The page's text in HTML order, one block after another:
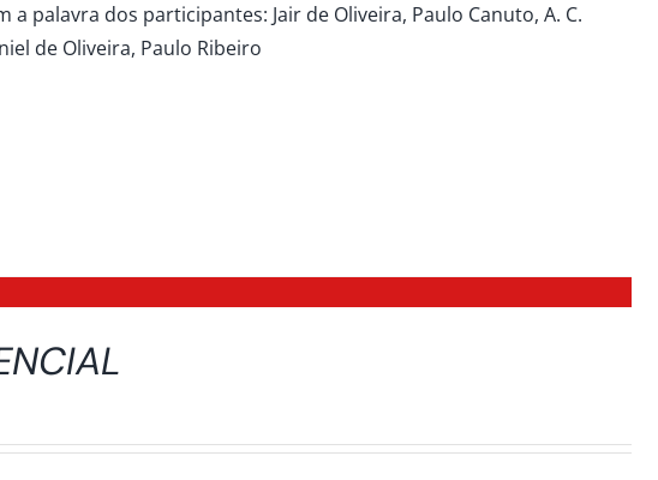
palavra dos participantes: Jair de Oliveira, Paulo Canuto, A. C.
de Oliveira, Paulo Ribeiro